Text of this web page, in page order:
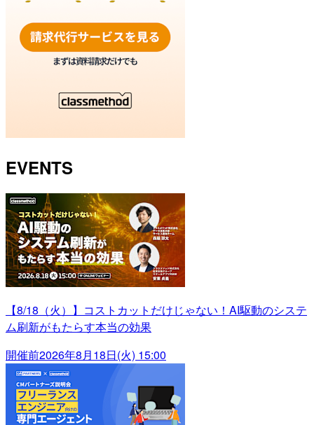
EVENTS
【8/18（火）】コストカットだけじゃない！AI駆動のシステ
ム刷新がもたらす本当の効果
開催前2026年8月18日(火) 15:00